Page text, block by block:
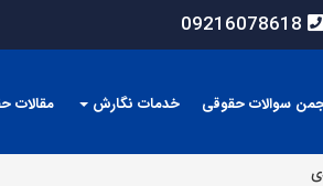
09216078618
سوالات حقوقی خدمات نگارش مقالات